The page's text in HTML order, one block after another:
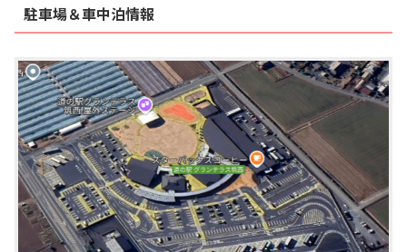
駐車場＆車中泊情報